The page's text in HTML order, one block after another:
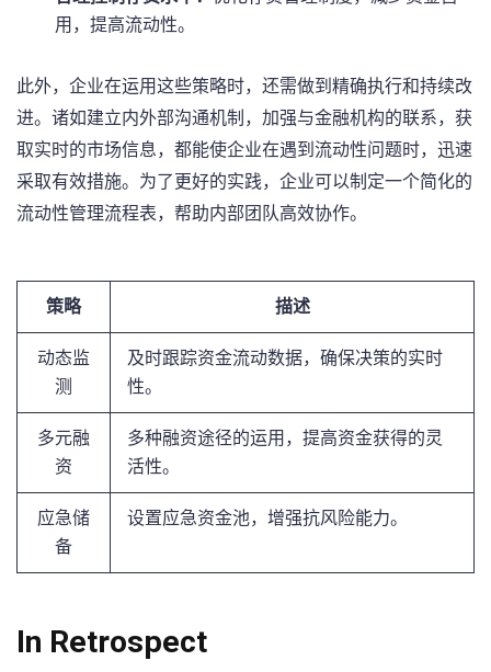
用，提高流动性。
此外，企业在运用这些策略时，还需做到精确执行和持续改
进。诸如建立内外部沟通机制，加强与金融机构的联系，获
取实时的市场信息，都能使企业在遇到流动性问题时，迅速
采取有效措施。为了更好的实践，企业可以制定一个简化的
流动性管理流程表，帮助内部团队高效协作。
策略 描述
动态监
测
及时跟踪资金流动数据，确保决策的实时
性。
多元融
资
多种融资途径的运用，提高资金获得的灵
活性。
应急储
备
设置应急资金池，增强抗风险能力。
In Retrospect